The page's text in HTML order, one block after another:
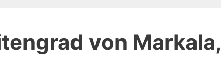
von Markala,